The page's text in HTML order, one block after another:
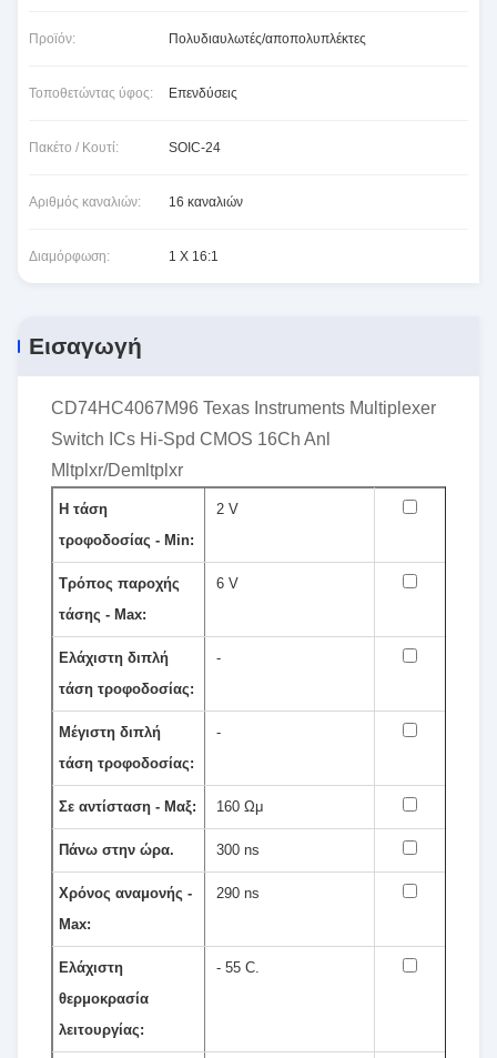
Προϊόν: Πολυδιαυλωτές/αποπολυπλέκτες
Τοποθετώντας ύφος: Επενδύσεις
Πακέτο / Κουτί: SOIC-24
Αριθμός καναλιών: 16 καναλιών
Διαμόρφωση: 1 X 16:1
Εισαγωγή
CD74HC4067M96 Texas Instruments Multiplexer
Switch ICs Hi-Spd CMOS 16Ch Anl
Mltplxr/Demltplxr
Η τάση
τροφοδοσίας - Min:
2 V
Τρόπος παροχής
τάσης - Max:
6 V
Ελάχιστη διπλή
τάση τροφοδοσίας:
-
Μέγιστη διπλή
τάση τροφοδοσίας:
-
Σε αντίσταση - Μαξ: 160 Ωμ
Πάνω στην ώρα. 300 ns
Χρόνος αναμονής -
Max:
290 ns
Ελάχιστη
θερμοκρασία
λειτουργίας:
- 55 C.